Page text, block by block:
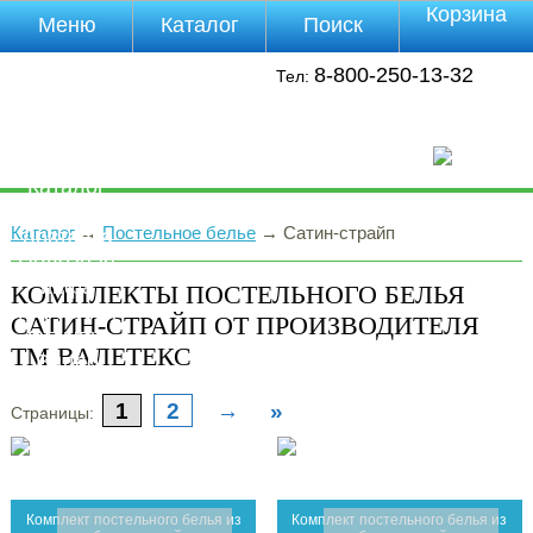
Тел: 8-800-250-13-32
Каталог→ Постельное белье→ Сатин-страйп
КОМПЛЕКТЫ ПОСТЕЛЬНОГО БЕЛЬЯ
САТИН-СТРАЙП ОТ ПРОИЗВОДИТЕЛЯ
ТМ ВАЛЕТЕКС
Страницы: 1 2 → »
Комплект постельного белья из
Комплект постельного белья из
Меню
Каталог
Доставка
Полезная
инфа
Магазины
Отзывы
Видео
Каталог Поиск Корзина